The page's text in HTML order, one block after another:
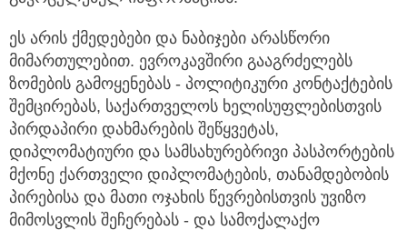
ეს არის ქმედებები და ნაბიჯები არასწორი
მიმართულებით. ევროკავშირი გააგრძელებს
ზომების გამოყენებას - პოლიტიკური კონტაქტების
შემცირებას, საქართველოს ხელისუფლებისთვის
პირდაპირი დახმარების შეწყვეტას,
დიპლომატიური და სამსახურებრივი პასპორტების
მქონე ქართველი დიპლომატების, თანამდებობის
პირებისა და მათი ოჯახის წევრებისთვის უვიზო
მიმოსვლის შეჩერებას - და სამოქალაქო